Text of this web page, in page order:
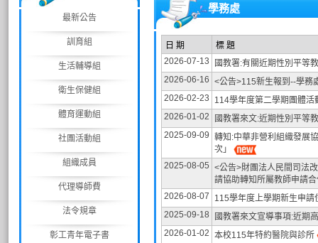
最新公告
訓育組
生活輔導組
衛生保健組
體育運動組
社團活動組
組織成員
代理導師費
法令規章
彰工青年電子書
學務處
日 期
標 題
2026-07-13
國教署:有關近期性別平等
2026-06-16 <公告>115新生報到--學務
2026-02-23
114學年度第二學期團體活
2026-01-02
國教署來文:近期性別平等
2025-09-09 轉知:中華非營利組織發展
次」
2025-08-05 <公告>財團法人民間司法
請協助轉知所屬教師申請
2026-08-07
115學年度上學期新生申
2025-09-18
國教署來文宣導事項:近期
2026-01-02 本校115年特約醫院與診所